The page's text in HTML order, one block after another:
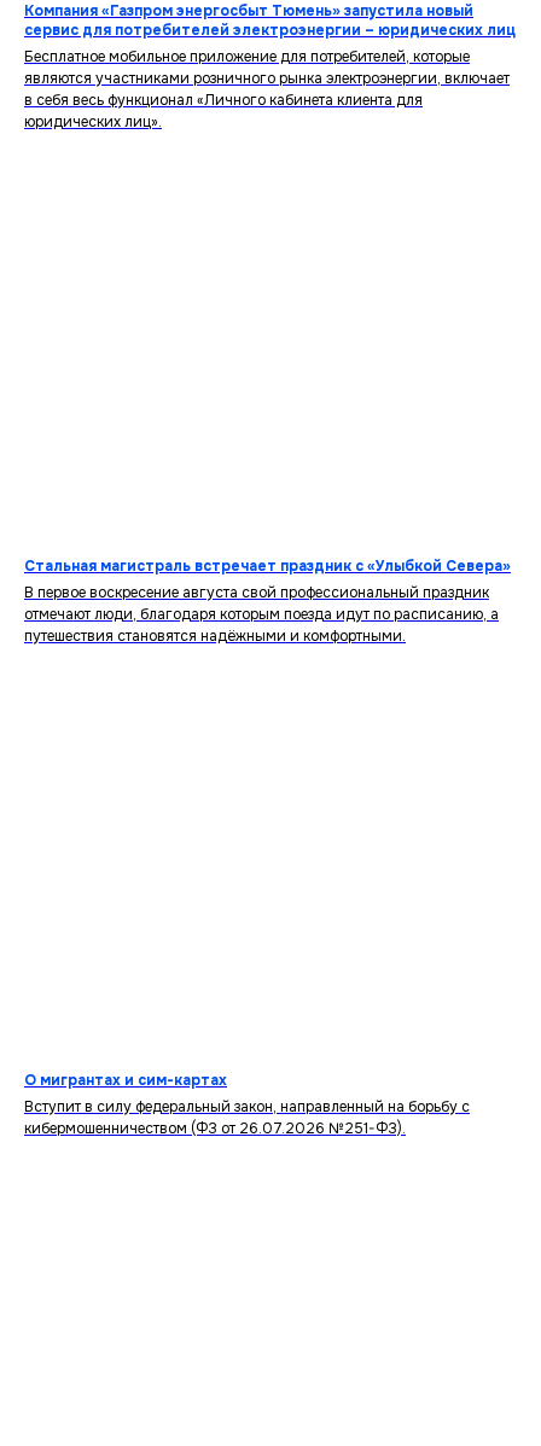
Компания «Газпром энергосбыт Тюмень» запустила новый
сервис для потребителей электроэнергии – юридических лиц
Бесплатное мобильное приложение для потребителей, которые
являются участниками розничного рынка электроэнергии, включает
в себя весь функционал «Личного кабинета клиента для
юридических лиц».
Стальная магистраль встречает праздник с «Улыбкой Севера»
В первое воскресение августа свой профессиональный праздник
отмечают люди, благодаря которым поезда идут по расписанию, а
путешествия становятся надёжными и комфортными.
О мигрантах и сим-картах
Вступит в силу федеральный закон, направленный на борьбу с
кибермошенничеством (ФЗ от 26.07.2026 №251-ФЗ).